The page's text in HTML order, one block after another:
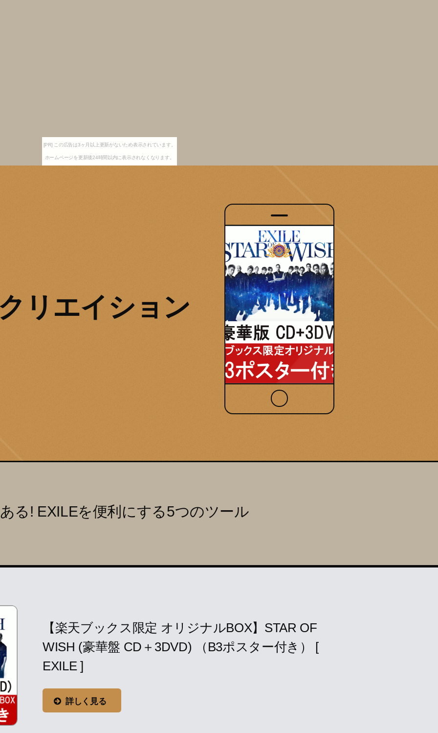
[PR] この広告は3ヶ月以上更新がないため表示されています。
ホームページを更新後24時間以内に表示されなくなります。
リエイション
る! EXILEを便利にする5つのツール
【楽天ブックス限定 オリジナルBOX】STAR OF
WISH (豪華盤 CD＋3DVD) （B3ポスター付き） [
EXILE ]
詳しく見る